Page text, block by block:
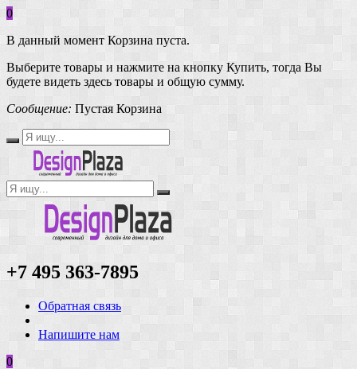
0
В данный момент Корзина пуста.
Выберите товары и нажмите на кнопку Купить, тогда Вы
будете видеть здесь товары и общую сумму.
Сообщение: Пустая Корзина
+7 495 363-7895
Обратная связь
Напишите нам
0